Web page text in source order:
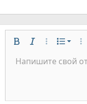
ЖирныйКурсив Список
Размер шрифта
9
Цвет текста
Шрифт
Выравнивание
По левому
Формат
ЦитатаМедиаВставить
Повторить
Переключить
Удалить
Напишите свой